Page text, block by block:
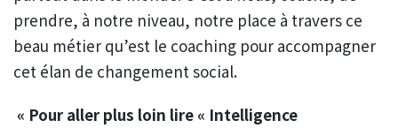
prendre, à notre niveau, notre place à travers ce
beau métier qu’est le coaching pour accompagner
cet élan de changement social.
« Pour aller plus loin lire « Intelligence